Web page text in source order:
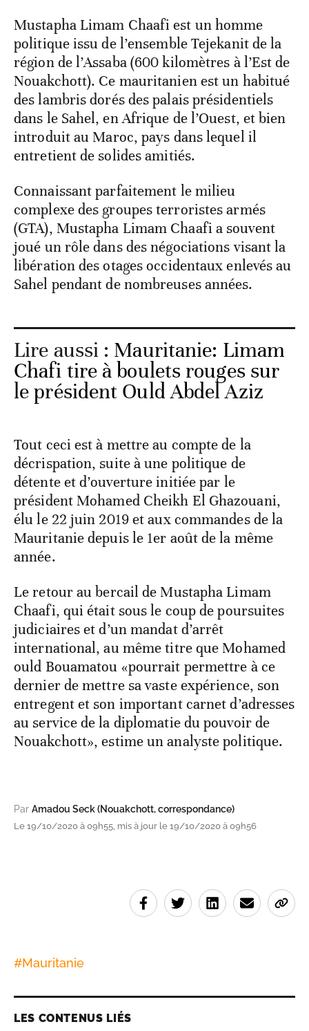
Mustapha Limam Chaafi est un homme
politique issu de l’ensemble Tejekanit de la
région de l’Assaba (600 kilomètres à l’Est de
Nouakchott). Ce mauritanien est un habitué
des lambris dorés des palais présidentiels
dans le Sahel, en Afrique de l’Ouest, et bien
introduit au Maroc, pays dans lequel il
entretient de solides amitiés.
Connaissant parfaitement le milieu
complexe des groupes terroristes armés
(GTA), Mustapha Limam Chaafi a souvent
joué un rôle dans des négociations visant la
libération des otages occidentaux enlevés au
Sahel pendant de nombreuses années.
Lire aussi : Mauritanie: Limam
Chafi tire à boulets rouges sur
le président Ould Abdel Aziz
Tout ceci est à mettre au compte de la
décrispation, suite à une politique de
détente et d’ouverture initiée par le
président Mohamed Cheikh El Ghazouani,
élu le 22 juin 2019 et aux commandes de la
Mauritanie depuis le 1er août de la même
année.
Le retour au bercail de Mustapha Limam
Chaafi, qui était sous le coup de poursuites
judiciaires et d’un mandat d’arrêt
international, au même titre que Mohamed
ould Bouamatou «pourrait permettre à ce
dernier de mettre sa vaste expérience, son
entregent et son important carnet d’adresses
au service de la diplomatie du pouvoir de
Nouakchott», estime un analyste politique.
Par Amadou Seck (Nouakchott, correspondance)
Le 19/10/2020 à 09h55, mis à jour le 19/10/2020 à 09h56
#Mauritanie
LES CONTENUS LIÉS